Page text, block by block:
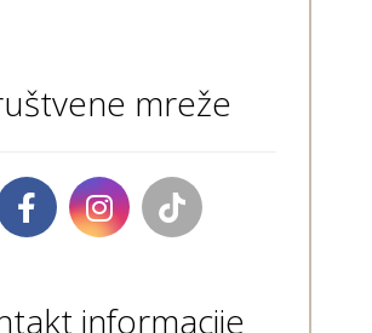
mreže
informacije